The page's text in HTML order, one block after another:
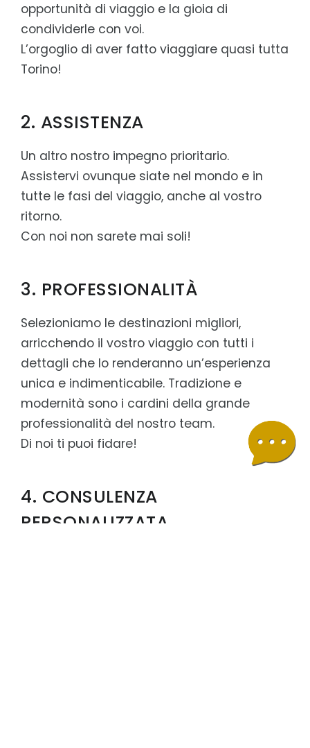
opportunità di viaggio e la gioia di
condividerle con voi.
L’orgoglio di aver fatto viaggiare quasi tutta
Torino!
2. ASSISTENZA
Un altro nostro impegno prioritario.
Assistervi ovunque siate nel mondo e in
tutte le fasi del viaggio, anche al vostro
ritorno.
Con noi non sarete mai soli!
3. PROFESSIONALITÀ
Selezioniamo le destinazioni migliori,
arricchendo il vostro viaggio con tutti i
dettagli che lo renderanno un’esperienza
unica e indimenticabile. Tradizione e
modernità sono i cardini della grande
professionalità del nostro team.
Di noi ti puoi fidare!
4. CONSULENZA
PERSONALIZZATA